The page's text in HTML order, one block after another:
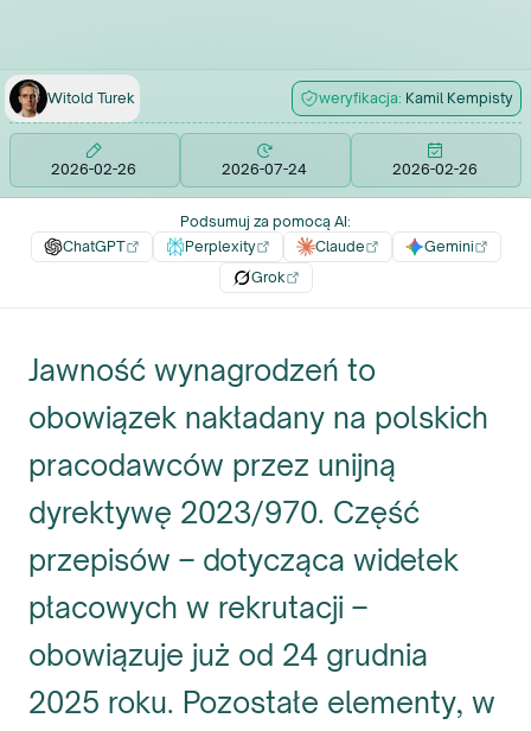
Witold Turek weryfikacja: Kamil Kempisty
2026-02-26 2026-07-24 2026-02-26
Podsumuj za pomocą AI:
ChatGPT
Perplexity Claude
Gemini
Grok
Jawność wynagrodzeń to
obowiązek nakładany na polskich
pracodawców przez unijną
dyrektywę 2023/970. Część
przepisów – dotycząca widełek
płacowych w rekrutacji –
obowiązuje już od 24 grudnia
2025 roku. Pozostałe elementy, w